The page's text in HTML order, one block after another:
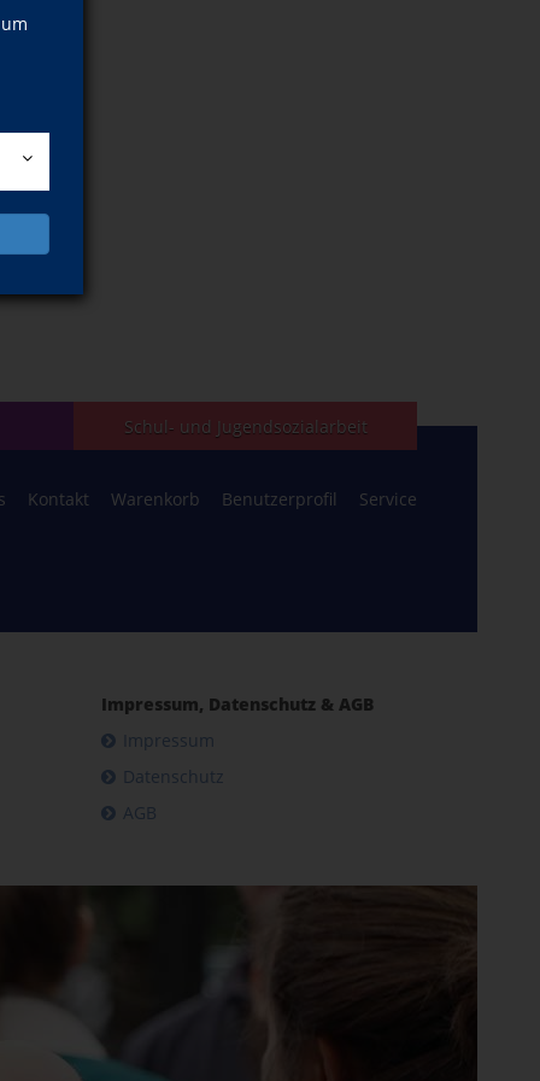
Schul- und Jugendsozialarbeit
Kontakt Warenkorb Benutzerprofil Service
Impressum, Datenschutz & AGB
Impressum
Datenschutz
AGB